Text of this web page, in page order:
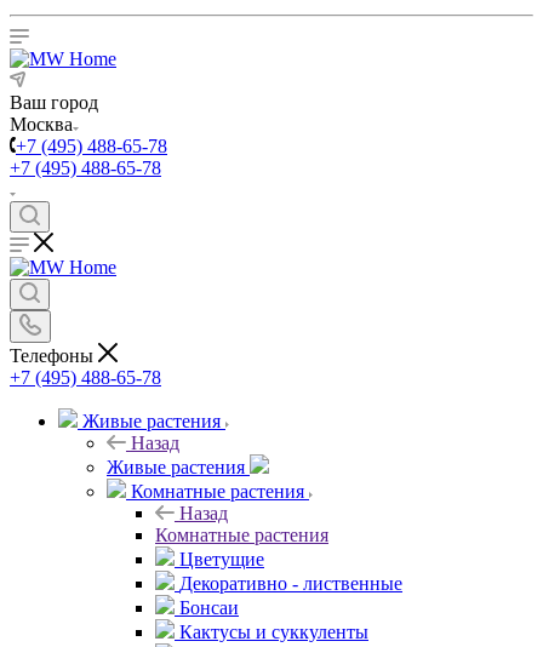
Ваш город
Москва
+7 (495) 488-65-78
+7 (495) 488-65-78
Телефоны
+7 (495) 488-65-78
Живые растения
Назад
Живые растения
Комнатные растения
Назад
Комнатные растения
Цветущие
Декоративно - лиственные
Бонсаи
Кактусы и суккуленты